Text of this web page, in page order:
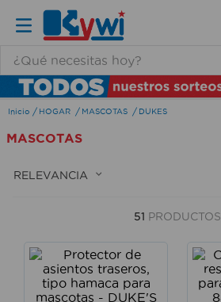
HOGAR MASCOTAS DUKES
MASCOTAS
RELEVANCIA
51 PRODUCTOS
TÉRMINOS MÁS BUSCADOS
1.
lamparas
2.
ducha
3.
silla
escritorio
cerradura